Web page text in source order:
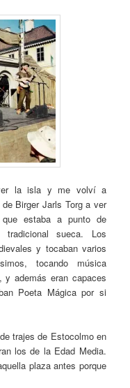
la isla y me volví a
Birger Jarls Torg a ver
estaba a punto de
sueca. Los
y tocaban varios
tocando música
y además eran capaces
Poeta Mágica por si
trajes de Estocolmo en
los de la Edad Media.
plaza antes porque